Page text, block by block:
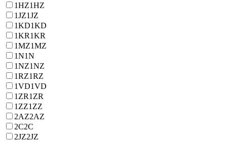
1HZ1HZ
1JZ1JZ
1KD1KD
1KR1KR
1MZ1MZ
1N1N
1NZ1NZ
1RZ1RZ
1VD1VD
1ZR1ZR
1ZZ1ZZ
2AZ2AZ
2C2C
2JZ2JZ